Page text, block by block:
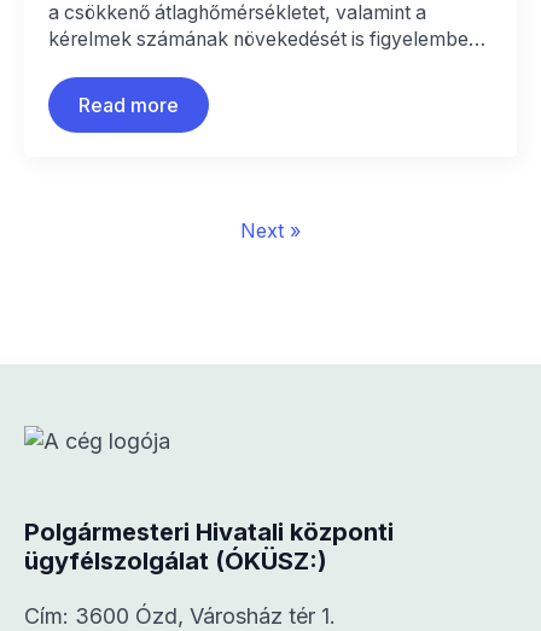
a csökkenő átlaghőmérsékletet, valamint a
kérelmek számának növekedését is figyelembe…
Read more
Next »
Polgármesteri Hivatali központi
ügyfélszolgálat (ÓKÜSZ:)
Cím: 3600 Ózd, Városház tér 1.